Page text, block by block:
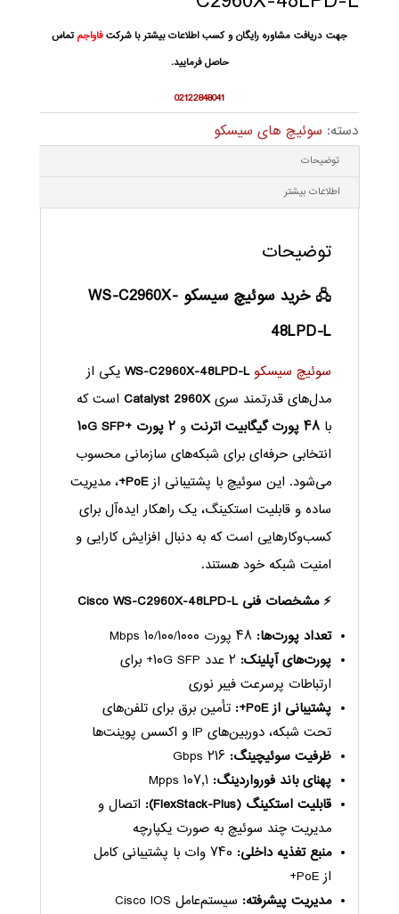
جهت دریافت مشاوره رایگان و کسب اطلاعات بیشتر با شرکتفاواجم تماس
حاصل فرمایید.
02122848041
دسته: سوئیچ های سیسکو
توضیحات
اطلاعات بیشتر
توضیحات
🖧 خرید سوئیچ سیسکو WS-C2960X-
48LPD-L
سوئیچ سیسکو WS-C2960X-48LPD-Lیکی از
مدل‌های قدرتمند سریCatalyst 2960Xاست که
با ۴۸ پورت گیگابیت اترنت و ۲ پورت +۱۰G SFP
انتخابی حرفه‌ای برای شبکه‌های سازمانی محسوب
می‌شود. این سوئیچ با پشتیبانی ازPoE+ ، مدیریت
ساده و قابلیت استکینگ، یک راهکار ایده‌آل برای
کسب‌وکارهایی است که به دنبال افزایش کارایی و
امنیت شبکه خود هستند.
⚡ مشخصات فنی Cisco WS-C2960X-48LPD-L
تعداد پورت‌ها:
پورت‌های آپلینک:
۲ عدد ۱۰G SFP+ برای
ارتباطات پرسرعت فیبر نوری
پشتیبانی از PoE+:
تأمین برق برای تلفن‌های
تحت شبکه، دوربین‌های IP و اکسس پوینت‌ها
ظرفیت سوئیچینگ:
پهنای باند فورواردینگ:
قابلیت استکینگ (FlexStack-Plus):
اتصال و
مدیریت چند سوئیچ به صورت یکپارچه
منبع تغذیه داخلی:
۷۴۰ وات با پشتیبانی کامل
از PoE+
مدیریت پیشرفته: سیستم‌عامل Cisco IOS